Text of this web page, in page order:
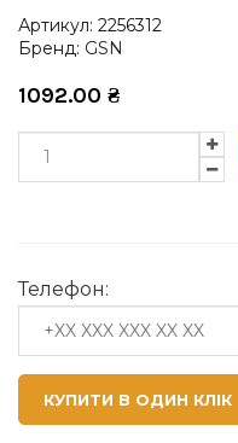
Артикул: 2256312
Бренд: GSN
1092.00 ₴
Телефон:
КУПИТИ В ОДИН КЛІК